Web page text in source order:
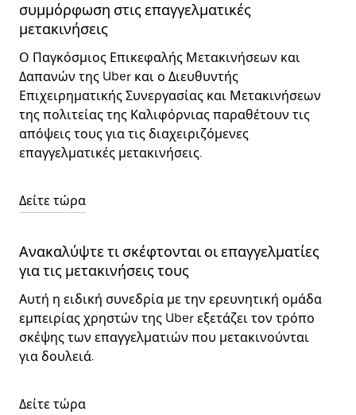
συμμόρφωση στις επαγγελματικές
μετακινήσεις
Ο Παγκόσμιος Επικεφαλής Μετακινήσεων και
Δαπανών της Uber και ο Διευθυντής
Επιχειρηματικής Συνεργασίας και Μετακινήσεων
της πολιτείας της Καλιφόρνιας παραθέτουν τις
απόψεις τους για τις διαχειριζόμενες
επαγγελματικές μετακινήσεις.
Δείτε τώρα
Ανακαλύψτε τι σκέφτονται οι επαγγελματίες
για τις μετακινήσεις τους
Αυτή η ειδική συνεδρία με την ερευνητική ομάδα
εμπειρίας χρηστών της Uber εξετάζει τον τρόπο
σκέψης των επαγγελματιών που μετακινούνται
για δουλειά.
Δείτε τώρα